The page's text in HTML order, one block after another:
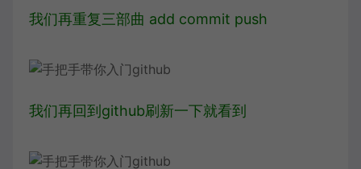
我们再重复三部曲 add commit push
我们再回到github刷新一下就看到